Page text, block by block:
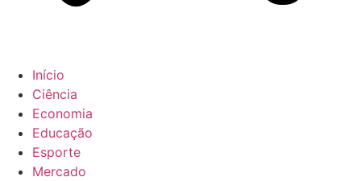
Início
Ciência
Economia
Educação
Esporte
Mercado